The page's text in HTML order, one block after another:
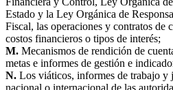
Estado y la Ley Orgánica de
Fiscal, las operaciones y contratos de
costos financieros o tipos de interés;
M. Mecanismos de rendición de
metas e informes de gestión e
N. Los viáticos, informes de trabajo